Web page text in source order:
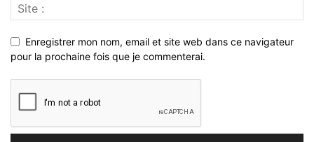
Enregistrer mon nom, email et site web dans ce navigateur
pour la prochaine fois que je commenterai.